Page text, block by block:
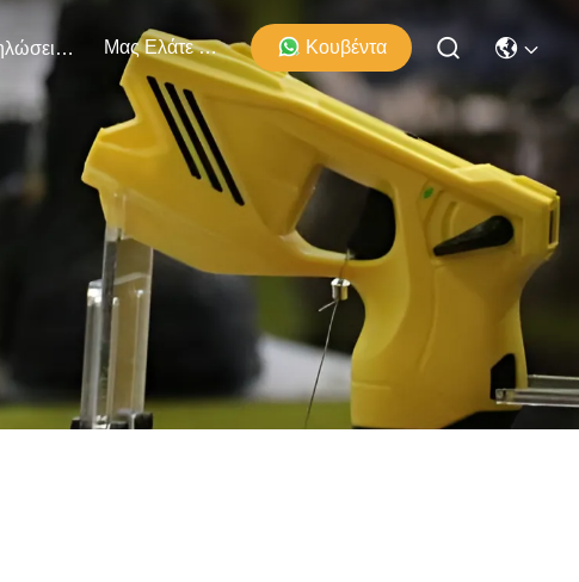
Εκδηλώσεις Μας Ελάτε Σε Επαφή Με Κουβέντα